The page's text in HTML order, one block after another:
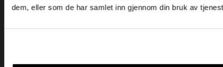
dem, eller som de har samlet inn gjennom din bruk av
Nyttige lenker
Datablad